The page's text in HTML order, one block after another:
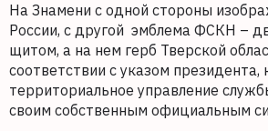
На Знамени с одной стороны
России, с другой эмблема ФСКН –
щитом, а на нем герб Тверской
соответствии с указом президента,
территориальное управление
своим собственным официальным